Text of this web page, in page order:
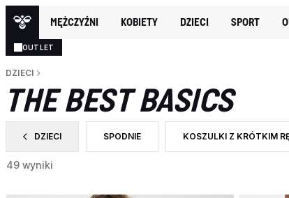
MĘŻCZYŹNI KOBIETY DZIECI SPORT
OUTLET
DZIECI
THE BEST BASICS
DZIECI
ZAWĘŹ DO CATEGORY: DZIECI
SPODNIE
ZAWĘŹ DO RODZAJ PRODUKTU: SPODNIE
KOSZULKI Z KRÓTKIM
ZAWĘŹ DO RODZAJ
49 wyniki